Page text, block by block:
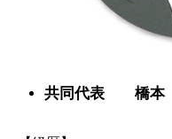
共同代表 橋